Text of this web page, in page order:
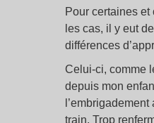
Pour certaines et
les cas, il y eut
différences
Celui-ci, comme
depuis mon
train. Trop